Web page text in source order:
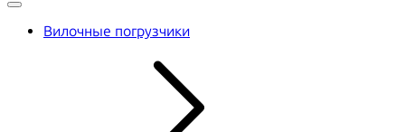
Вилочные погрузчики